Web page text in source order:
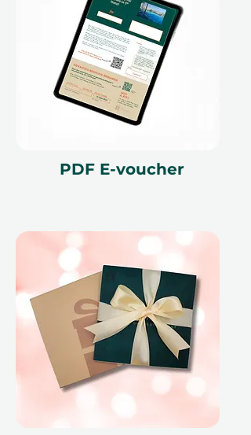
Настраиваемый
отдых:Укажите количество
гостей и варианты подачи еды
непосредственно при
бронировании.
Гибкость
бронирования:Выберите
черных дат).
информацией по
бронированию.
Действие в течение 12
месяцев:Используйте в любое
время в течение года с
момента покупки.
Опция бесплатного
обмена: Обменяйте на любое
другое впечатление, если
PDF E-voucher